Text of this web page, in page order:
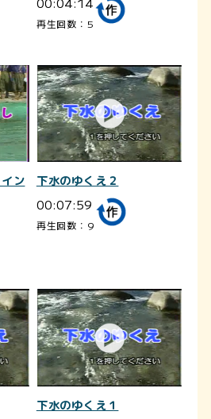
再生回数：5
ン
下水のゆくえ２
00:07:59
再生回数：9
下水のゆくえ１